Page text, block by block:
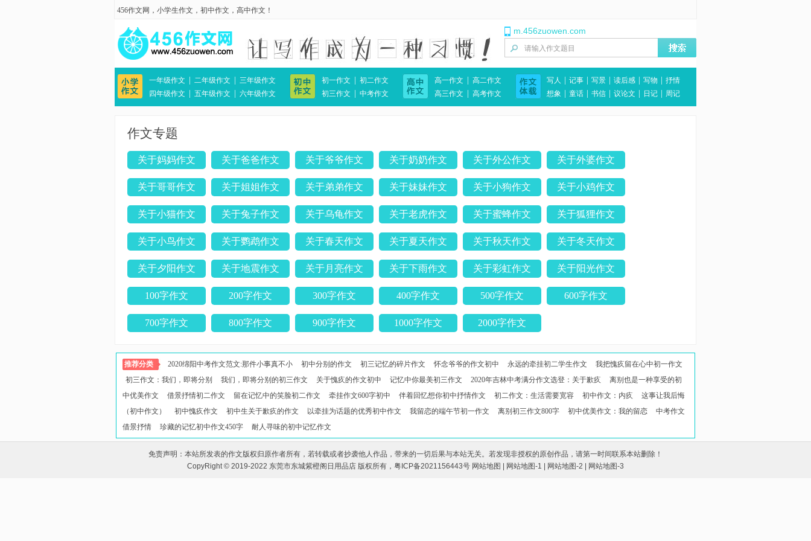
456作文网 ， 小学生作文 ， 初中作文 ， 高中作文 ！
m.456zuowen.com
一年级作文 二年级作文
三年级作文
四年级作文
五年级作文 六年级作文
初一作文
初二作文
初三作文
中考作文
高一作文
高二作文
高三作文
高考作文
写人 记事 写景 读后感 写物
抒情
想象
童话 书信 议论文 日记 周记
作文专题
关于妈妈作文 关于爸爸作文 关于爷爷作文 关于奶奶作文 关于外公作文 关于外婆作文
关于哥哥作文 关于姐姐作文 关于弟弟作文 关于妹妹作文 关于小狗作文 关于小鸡作文
关于小猫作文 关于兔子作文 关于乌龟作文 关于老虎作文 关于蜜蜂作文 关于狐狸作文
关于小鸟作文 关于鹦鹉作文 关于春天作文 关于夏天作文 关于秋天作文 关于冬天作文
关于夕阳作文 关于地震作文 关于月亮作文 关于下雨作文 关于彩虹作文 关于阳光作文
100字作文 200字作文 300字作文 400字作文 500字作文 600字作文
700字作文 800字作文 900字作文 1000字作文 2000字作文
推荐分类 2020绵阳中考作文范文:那件小事真不小 初中分别的作文 初三记忆的碎片作文 怀念爷爷的作文初中 永远的牵挂初二学生作文
我把愧疚留在心中初一作文
初三作文：我们，即将分别
我们，即将分别的初三作文 关于愧疚的作文初中 记忆中你最美初三作文 2020年吉林中考满分作文选登：关于歉疚
离别也是一种享受的初
中优美作文
借景抒情初二作文 留在记忆中的笑脸初二作文 牵挂作文600字初中 伴着回忆想你初中抒情作文 初二作文：生活需要宽容 初中作文：内疚
这事让我后悔
（初中作文）
初中愧疚作文 初中生关于歉疚的作文 以牵挂为话题的优秀初中作文 我留恋的端午节初一作文 离别初三作文800字 初中优美作文：我的留恋
中考作文
借景抒情
珍藏的记忆初中作文450字 耐人寻味的初中记忆作文
免责声明：本站所发表的作文版权归原作者所有，若转载或者抄袭他人作品，带来的一切后果与本站无关。若发现非授权的原创作品，请第一时间联系本站删除！
CopyRight © 2019-2022 东莞市东城紫橙阁日用品店 版权所有， 粤ICP备2021156443号 网站地图 网站地图-1 网站地图-2 网站地图-3